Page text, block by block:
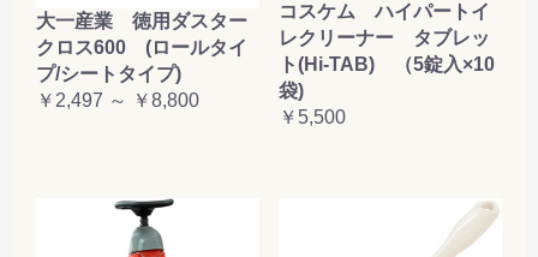
大一産業 徳用ダスター
クロス600 (ロールタイ
プ/シートタイプ)
￥2,497 ～ ￥8,800
コスケム ハイパートイ
レクリーナー タブレッ
ト(Hi-TAB) （5錠入×10
袋)
￥5,500